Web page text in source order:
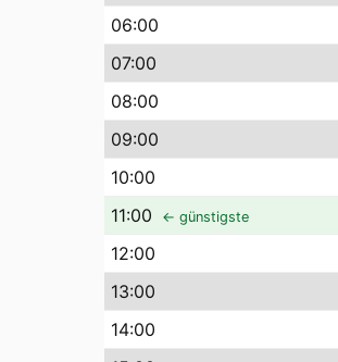
06:00
07:00
08:00
09:00
10:00
11:00 ← günstigste
12:00
13:00
14:00